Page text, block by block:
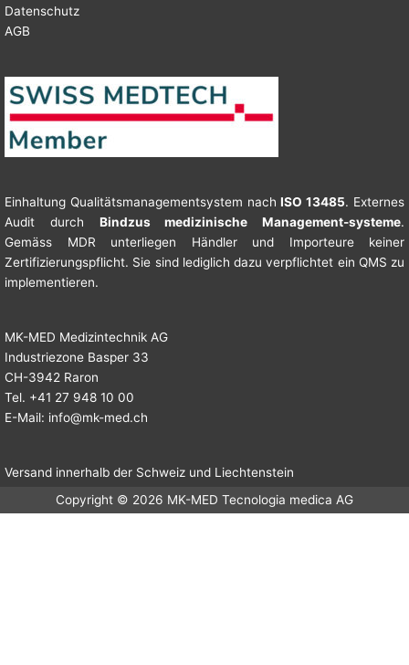
Datenschutz
AGB
Einhaltung Qualitätsmanagementsystem nachISO 13485. Externes
Audit durch Bindzus medizinische Management-systeme.
Gemäss MDR unterliegen Händler und Importeure keiner
Zertifizierungspflicht. Sie sind lediglich dazu verpflichtet ein QMS zu
implementieren.
MK-MED Medizintechnik AG
Industriezone Basper 33
CH-3942 Raron
Tel. +41 27 948 10 00
E-Mail: info@mk-med.ch
Versand innerhalb der Schweiz und Liechtenstein
Copyright © 2026 MK-MED Tecnologia medica AG